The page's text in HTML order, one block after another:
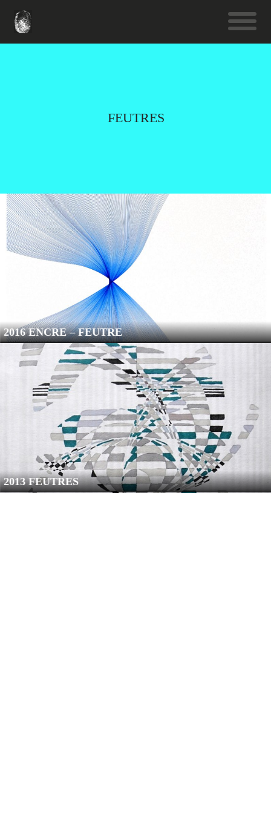
FEUTRES
2016 ENCRE – FEUTRE
2013 FEUTRES